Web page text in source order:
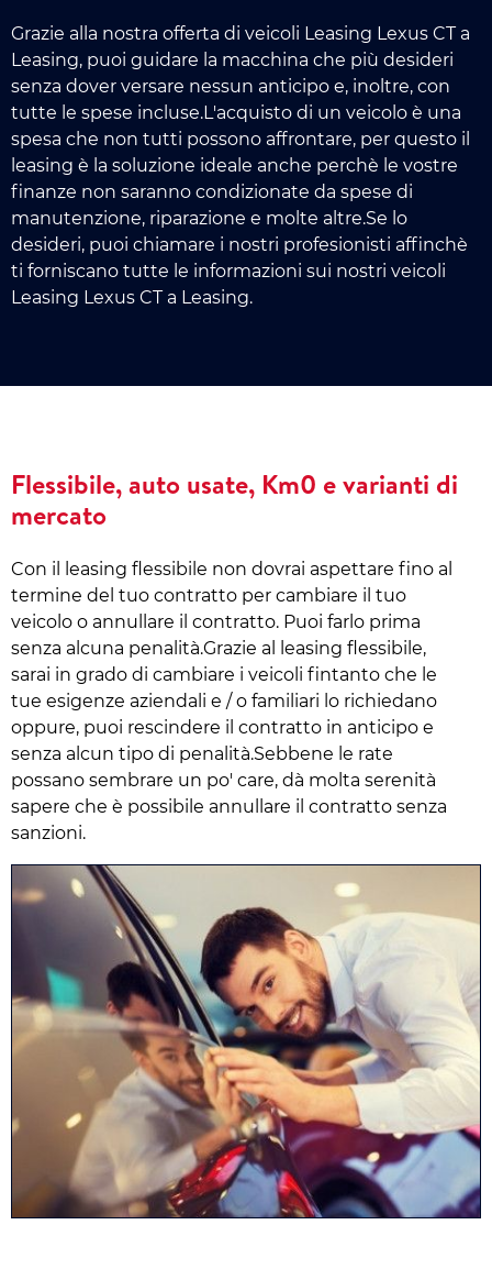
Grazie alla nostra offerta di veicoli Leasing Lexus CT a
Leasing, puoi guidare la macchina che più desideri
senza dover versare nessun anticipo e, inoltre, con
tutte le spese incluse.L'acquisto di un veicolo è una
spesa che non tutti possono affrontare, per questo il
leasing è la soluzione ideale anche perchè le vostre
finanze non saranno condizionate da spese di
manutenzione, riparazione e molte altre.Se lo
desideri, puoi chiamare i nostri profesionisti affinchè
ti forniscano tutte le informazioni sui nostri veicoli
Leasing Lexus CT a Leasing.
Flessibile, auto usate, Km0 e varianti di
mercato
Con il leasing flessibile non dovrai aspettare fino al
termine del tuo contratto per cambiare il tuo
veicolo o annullare il contratto. Puoi farlo prima
senza alcuna penalità.Grazie al leasing flessibile,
sarai in grado di cambiare i veicoli fintanto che le
tue esigenze aziendali e / o familiari lo richiedano
oppure, puoi rescindere il contratto in anticipo e
senza alcun tipo di penalità.Sebbene le rate
possano sembrare un po' care, dà molta serenità
sapere che è possibile annullare il contratto senza
sanzioni.